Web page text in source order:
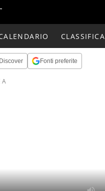
CLASSIFICA
Fonti preferite
A